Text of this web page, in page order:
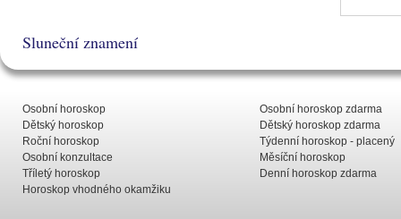
Sluneční znamení
Osobní horoskop
Dětský horoskop
Roční horoskop
Osobní konzultace
Tříletý horoskop
Horoskop vhodného okamžiku
Osobní horoskop zdarma
Dětský horoskop zdarma
Týdenní horoskop - placený
Měsíční horoskop
Denní horoskop zdarma